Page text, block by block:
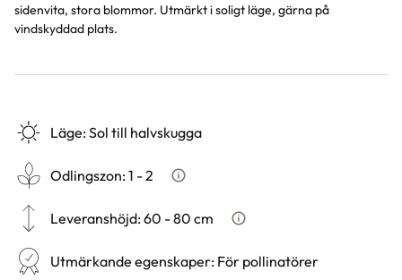
sidenvita, stora blommor. Utmärkt i soligt läge, gärna på
vindskyddad plats.
Läge:Sol till halvskugga
Odlingszon:1 - 2 Vad är odlingszon?
Leveranshöjd:60 - 80 cm Hur vi mäter leveranshöjd på
Utmärkande egenskaper: För pollinatörer